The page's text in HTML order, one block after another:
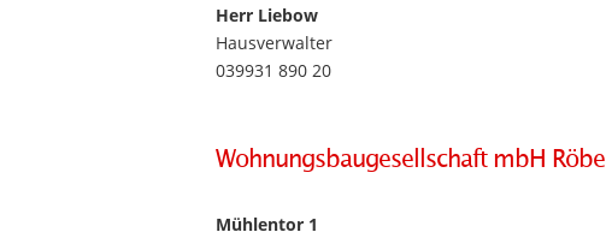
Herr Liebow
Hausverwalter
039931 890 20
Wohnungsbaugesellschaft mbH Röbel
Mühlentor 1